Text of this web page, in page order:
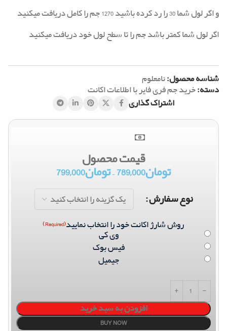
و اگر لول شما 30 را رد کرده باشید 1270 جم را کامل دریافت میکنید
اگر لول شما کمتر باشد جم را تا سطح لول خود دریافت میکنید
شناسه محصول:نامعلوم
دسته:خرید جم فری فایر با اطلاعات اکانت
اشتراک گذاری
قیمت محصول
تومان789,000
–تومان799,000
نوع سفارش
روش شارژ اکانت خود را انتخاب نمایید(Required)
وی کی
فیس بوک
جیمیل
افزودن به سبد خرید
BUY NOW